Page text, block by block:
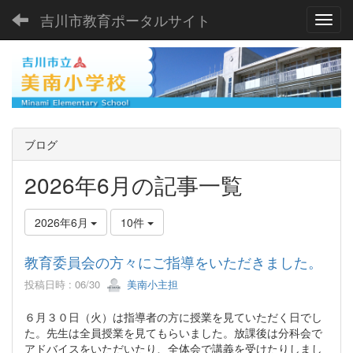
吉川市教育ポータルサイト
ブログ
2026年6月の記事一覧
2026年6月 10件
教育委員会の方々にご指導をいただきました。
投稿日時 : 06/30 美南小主担
６月３０日（火）は指導者の方に授業を見ていただく日でし
た。先生は全員授業を見てもらいました。放課後は分科会で
アドバイスをいただいたり、全体会で講義を受けたりしまし